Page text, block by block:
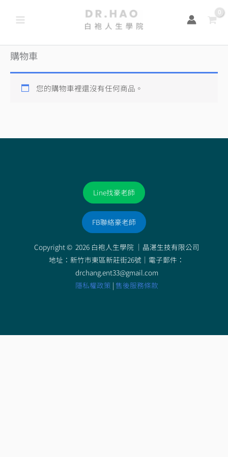
要
購物車
您的購物車裡還沒有任何商品。
Line找豪老師
FB聯絡豪老師
Copyright © 2026 白袍人生學院 ｜ 晶湛生技有限公司
地址：新竹市東區新莊街26號｜電子郵件：
drchang.ent33@gmail.com
隱私權政策 | 售後服務條款